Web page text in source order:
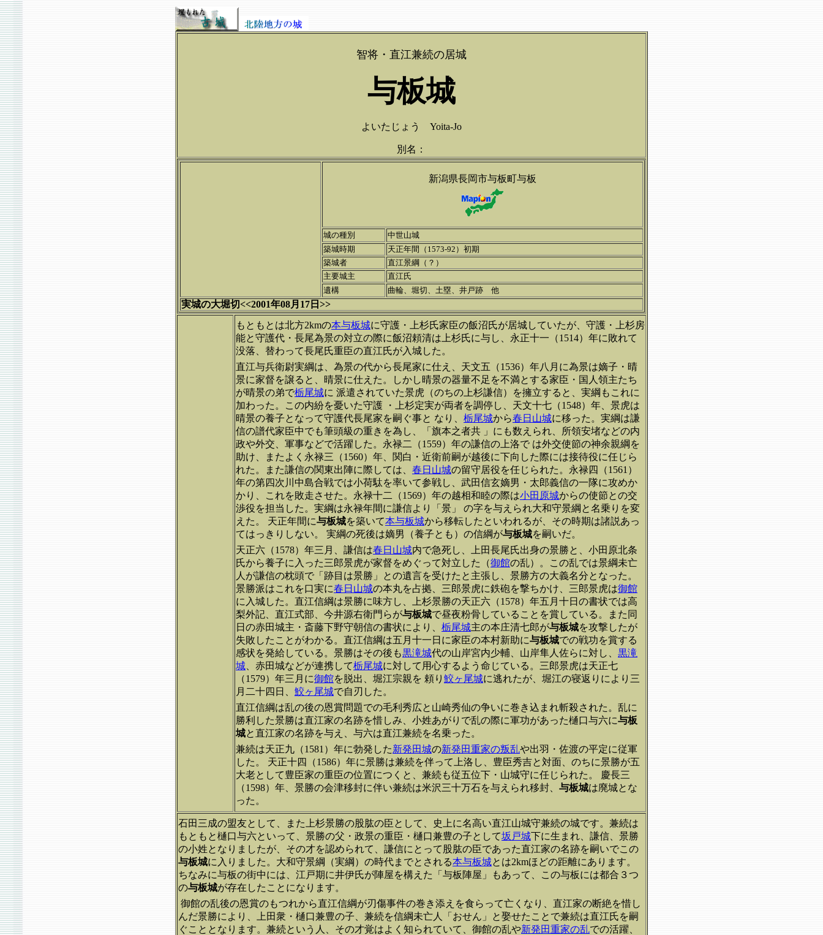
智将・直江兼続の居城
与板城
よいたじょう Yoita-Jo
別名：
新潟県長岡市与板町与板
城の種別
中世山城
築城時期
天正年間（1573-92）初期
築城者
直江景綱（？）
主要城主
直江氏
遺構
曲輪、堀切、土塁、井戸跡 他
実城の大堀切<<2001年08月17日>>
もともとは北方2kmの本与板城に守護・上杉氏家臣の飯沼氏が居城していたが、守護・上杉房
能と守護代・長尾為景の対立の際に飯沼頼清は上杉氏に与し、永正十一（1514）年に敗れて
没落、替わって長尾氏重臣の直江氏が入城した。
直江与兵衛尉実綱は、為景の代から長尾家に仕え、天文五（1536）年八月に為景は嫡子・晴
景に家督を譲ると、晴景に仕えた。しかし晴景の器量不足を不満とする家臣・国人領主たち
が晴景の弟で栃尾城に 派遣されていた景虎（のちの上杉謙信）を擁立すると、実綱もこれに
加わった。この内紛を憂いた守護 ・上杉定実が両者を調停し、天文十七（1548）年、景虎は
晴景の養子となって守護代長尾家を嗣ぐ事と なり、 栃尾城から春日山城に移った。実綱は謙
信の譜代家臣中でも筆頭級の重きを為し、「旗本之者共 」にも数えられ、所領安堵などの内
政や外交、軍事などで活躍した。永禄二（1559）年の謙信の上洛で は外交使節の神余親綱を
助け、またよく永禄三（1560）年、関白・近衛前嗣が越後に下向した際には接待役に任じら
れた。また謙信の関東出陣に際しては、 春日山城の留守居役を任じられた。永禄四（1561）
年の第四次川中島合戦では小荷駄を率いて参戦し、武田信玄嫡男・太郎義信の一隊に攻めか
かり、これを敗走させた。永禄十二（1569）年の越相和睦の際は小田原城からの使節との交
渉役を担当した。実綱は永禄年間に謙信より「景」 の字を与えられ大和守景綱と名乗りを変
えた。 天正年間に与板城を築いて本与板城から移転したといわれるが、その時期は諸説あっ
てはっきりしない。 実綱の死後は嫡男（養子とも）の信綱が与板城を嗣いだ。
天正六（1578）年三月、謙信は春日山城内で急死し、上田長尾氏出身の景勝と、小田原北条
氏から養子に入った三郎景虎が家督をめぐって対立した（御館の乱）。この乱では景綱未亡
人が謙信の枕頭で「跡目は景勝」との遺言を受けたと主張し、景勝方の大義名分となった。
景勝派はこれを口実に春日山城の本丸を占拠、三郎景虎に鉄砲を撃ちかけ、三郎景虎は御館
に入城した。直江信綱は景勝に味方し、上杉景勝の天正六（1578）年五月十日の書状では高
梨外記、直江式部、今井源右衛門らが与板城で昼夜粉骨していることを賞している。また同
日の赤田城主・斎藤下野守朝信の書状により、 栃尾城主の本庄清七郎が与板城を攻撃したが
失敗したことがわかる。直江信綱は五月十一日に家臣の本村新助に与板城での戦功を賞する
感状を発給している。景勝はその後も黒滝城代の山岸宮内少輔、山岸隼人佐らに対し、 黒滝
城 、赤田城などが連携して栃尾城に対して用心するよう命じている。三郎景虎は天正七
（1579）年三月に御館を脱出、堀江宗親を 頼り 鮫ヶ尾城に逃れたが、堀江の寝返りにより三
月二十四日、 鮫ヶ尾城で自刃した。
直江信綱は乱の後の恩賞問題での毛利秀広と山崎秀仙の争いに巻き込まれ斬殺された。乱に
勝利した景勝は直江家の名跡を惜しみ、小姓あがりで乱の際に軍功があった樋口与六に与板
城と直江家の名跡を与え、与六は直江兼続を名乗った。
兼続は天正九（1581）年に勃発した新発田城の新発田重家の叛乱や出羽・佐渡の平定に従軍
した。 天正十四（1586）年に景勝は兼続を伴って上洛し、豊臣秀吉と対面、のちに景勝が五
大老として豊臣家の重臣の位置につくと、兼続も従五位下・山城守に任じられた。 慶長三
（1598）年、景勝の会津移封に伴い兼続は米沢三十万石を与えられ移封、 与板城は廃城とな
った。
石田三成の盟友として、また上杉景勝の股肱の臣として、史上に名高い直江山城守兼続の城です。兼続は
もともと樋口与六といって、景勝の父・政景の重臣・樋口兼豊の子として坂戸城下に生まれ、謙信、景勝
の小姓となりましたが、その才を認められて、謙信にとって股肱の臣であった直江家の名跡を嗣いでこの
与板城に入りました。大和守景綱（実綱）の時代までとされる本与板城とは2kmほどの距離にあります。
ちなみに与板の街中には、江戸期に井伊氏が陣屋を構えた「与板陣屋」もあって、この与板には都合３つ
の与板城が存在したことになります。
御館の乱後の恩賞のもつれから直江信綱が刃傷事件の巻き添えを食らって亡くなり、直江家の断絶を惜し
んだ景勝により、上田衆・樋口兼豊の子、兼続を信綱未亡人「おせん」と娶せたことで兼続は直江氏を嗣
ぐこととなります。兼続という人、その才覚はよく知られていて、御館の乱や新発田重家の乱での活躍、